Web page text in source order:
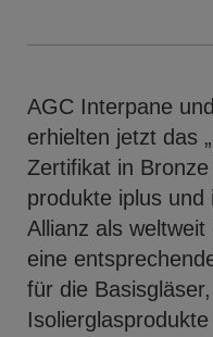
AGC Interpane
erhielten jetzt das
Zertifikat in
produkte iplus
Allianz als
eine
für die